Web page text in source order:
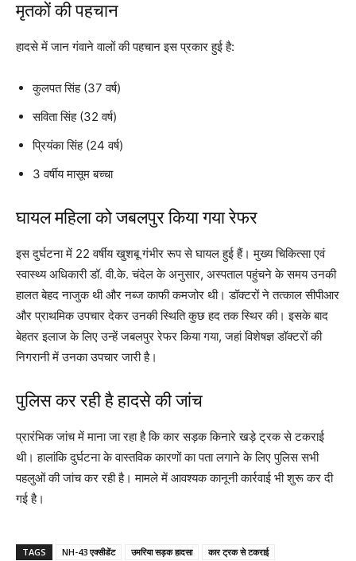
मृतकों की पहचान
हादसे में जान गंवाने वालों की पहचान इस प्रकार हुई है:
कुलपत सिंह (37 वर्ष)
सविता सिंह (32 वर्ष)
प्रियंका सिंह (24 वर्ष)
3 वर्षीय मासूम बच्चा
घायल महिला को जबलपुर किया गया रेफर
इस दुर्घटना में 22 वर्षीय खुशबू गंभीर रूप से घायल हुई हैं। मुख्य चिकित्सा एवं
स्वास्थ्य अधिकारी डॉ. वी.के. चंदेल के अनुसार, अस्पताल पहुंचने के समय उनकी
हालत बेहद नाजुक थी और नब्ज काफी कमजोर थी। डॉक्टरों ने तत्काल सीपीआर
और प्राथमिक उपचार देकर उनकी स्थिति कुछ हद तक स्थिर की। इसके बाद
बेहतर इलाज के लिए उन्हें जबलपुर रेफर किया गया, जहां विशेषज्ञ डॉक्टरों की
निगरानी में उनका उपचार जारी है।
पुलिस कर रही है हादसे की जांच
प्रारंभिक जांच में माना जा रहा है कि कार सड़क किनारे खड़े ट्रक से टकराई
थी। हालांकि दुर्घटना के वास्तविक कारणों का पता लगाने के लिए पुलिस सभी
पहलुओं की जांच कर रही है। मामले में आवश्यक कानूनी कार्रवाई भी शुरू कर दी
गई है।
TAGS NH-43 एक्सीडेंट उमरिया सड़क हादसा
कार ट्रक से टकराई